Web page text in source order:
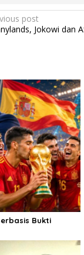
post
Jokowi dan
Bukti